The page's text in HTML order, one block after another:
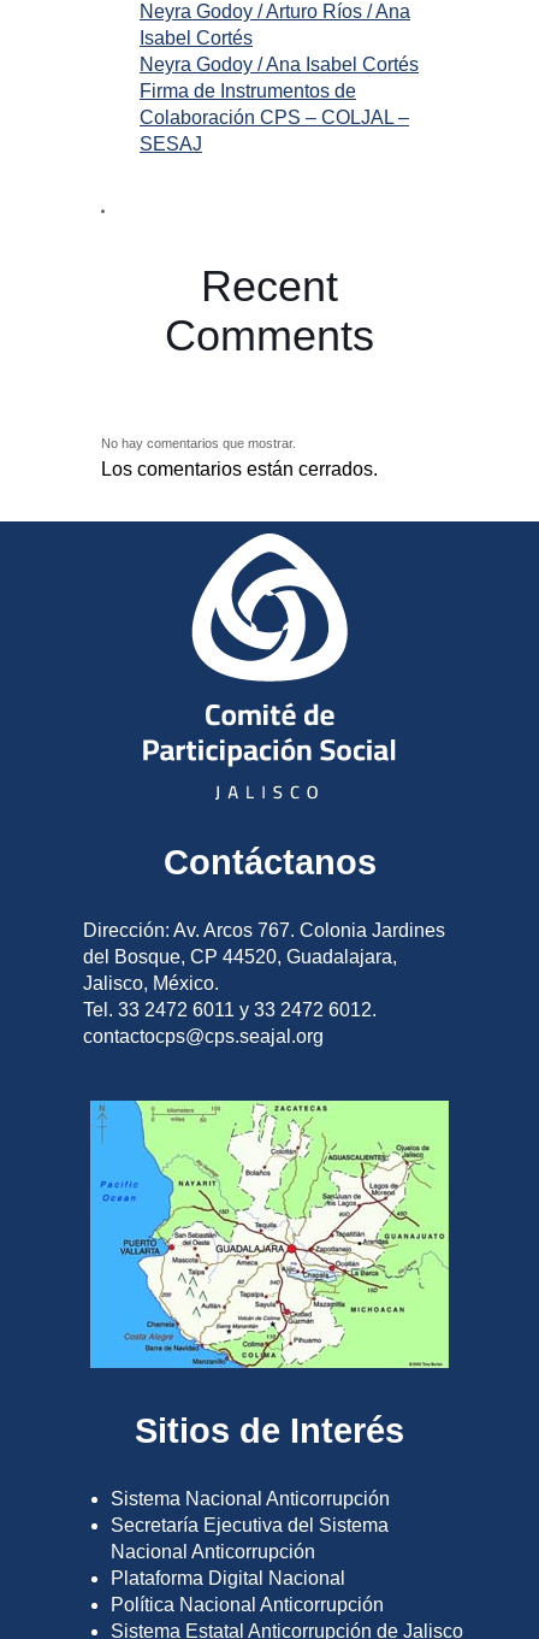
Neyra Godoy / Arturo Ríos / Ana
Isabel Cortés
Neyra Godoy / Ana Isabel Cortés
Firma de Instrumentos de
Colaboración CPS – COLJAL –
SESAJ
Recent
Comments
No hay comentarios que mostrar.
Los comentarios están cerrados.
Contáctanos
Dirección: Av. Arcos 767. Colonia Jardines
del Bosque, CP 44520, Guadalajara,
Jalisco, México.
Tel. 33 2472 6011 y 33 2472 6012.
contactocps@cps.seajal.org
Sitios de Interés
Sistema Nacional Anticorrupción
Secretaría Ejecutiva del Sistema
Nacional Anticorrupción
Plataforma Digital Nacional
Política Nacional Anticorrupción
Sistema Estatal Anticorrupción de Jalisco